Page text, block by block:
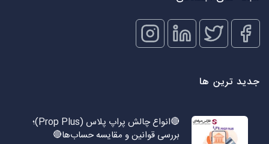
جدید ترین ها
🔴انواع چالش پراپ پلاس (Prop Plus)؛
بررسی قوانین و مقایسه حساب‌ها🔴